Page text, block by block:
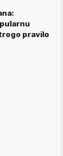
pravilo